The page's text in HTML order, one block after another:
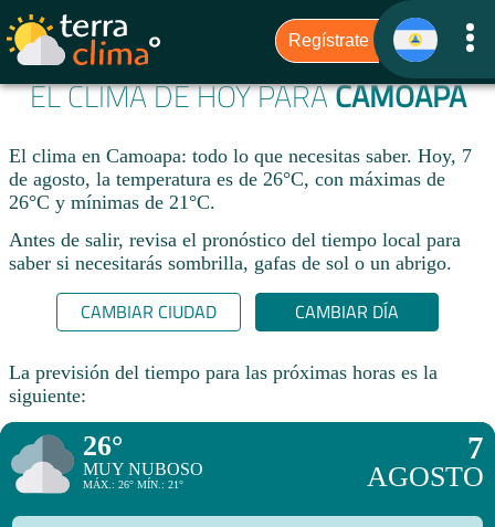
EL CLIMA DE HOY PARACAMOAPA
El clima en Camoapa: todo lo que necesitas saber. Hoy, 7
de agosto, la temperatura es de 26°C, con máximas de
26°C y mínimas de 21°C.
Antes de salir, revisa el pronóstico del tiempo local para
saber si necesitarás sombrilla, gafas de sol o un abrigo.
CAMBIAR CIUDAD CAMBIAR DÍA
La previsión del tiempo para las próximas horas es la
siguiente:
26°
MUY NUBOSO
MÁX.: 26° MÍN.: 21°
7
AGOSTO